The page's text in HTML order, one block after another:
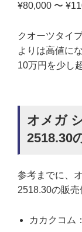
¥80,000 〜
クオーツタイ
よりは高値に
10万円を少し
オメガ
2518.30
参考までに、
2518.30の販売
カカクコム